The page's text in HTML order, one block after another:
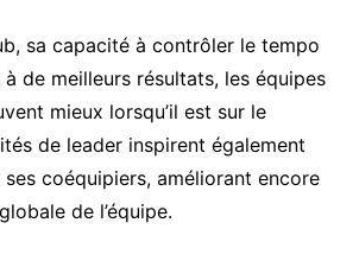
sa capacité à contrôler le tempo
de meilleurs résultats, les équipes
mieux lorsqu’il est sur le
de leader inspirent également
coéquipiers, améliorant encore
de l’équipe.